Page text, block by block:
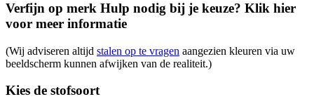
Verfijn op merk Hulp nodig bij je keuze? Klik hier
voor meer informatie
(Wij adviseren altijd stalen op te vragen aangezien kleuren via uw
beeldscherm kunnen afwijken van de realiteit.)
Kies de stofsoort